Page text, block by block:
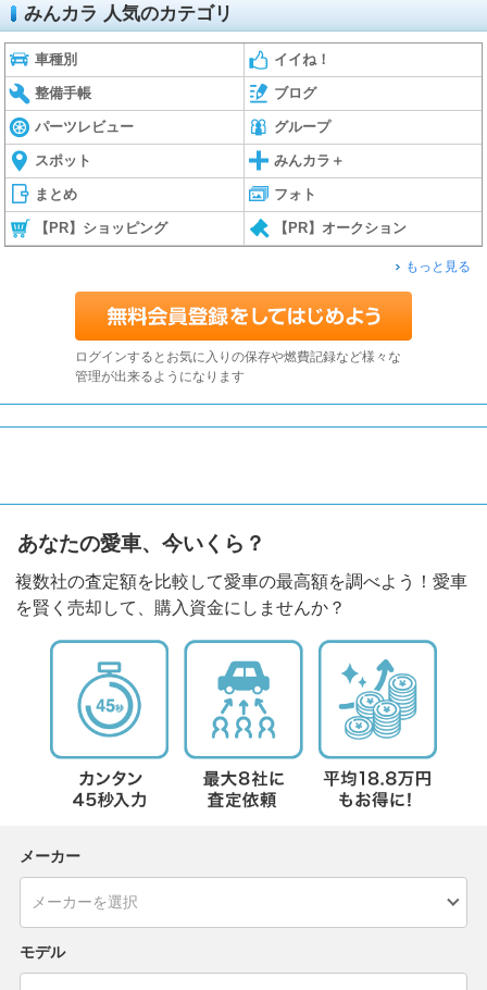
みんカラ 人気のカテゴリ
車種別 イイね！
整備手帳 ブログ
パーツレビュー グループ
スポット みんカラ＋
まとめ フォト
【PR】ショッピング 【PR】オークション
もっと見る
ログインするとお気に入りの保存や燃費記録など様々な
管理が出来るようになります
あなたの愛車、今いくら？
複数社の査定額を比較して愛車の最高額を調べよう！愛車
を賢く売却して、購入資金にしませんか？
メーカー
モデル